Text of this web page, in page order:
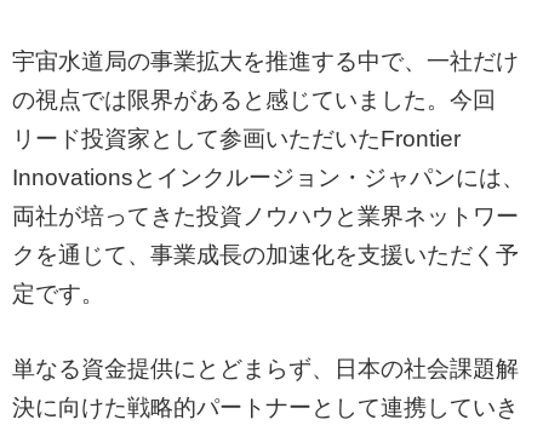
宇宙水道局の事業拡大を推進する中で、一社だけ
の視点では限界があると感じていました。今回
リード投資家として参画いただいたFrontier
Innovationsとインクルージョン・ジャパンには、
両社が培ってきた投資ノウハウと業界ネットワー
クを通じて、事業成長の加速化を支援いただく予
定です。
単なる資金提供にとどまらず、日本の社会課題解
決に向けた戦略的パートナーとして連携していき